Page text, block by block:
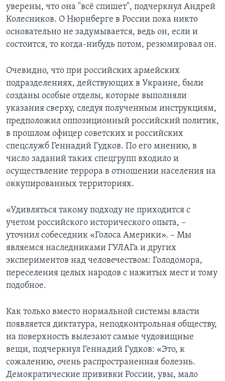
уверены, что она "всё спишет", подчеркнул Андрей
Колесников. О Нюрнберге в России пока никто
основательно не задумывается, ведь он, если и
состоится, то когда-нибудь потом, резюмировал он.
Очевидно, что при российских армейских
подразделениях, действующих в Украине, были
созданы особые отделы, которые выполняли
указания сверху, следуя полученным инструкциям,
предположил оппозиционный российский политик,
в прошлом офицер советских и российских
спецслужб Геннадий Гудков. По его мнению, в
число заданий таких спецгрупп входило и
осуществление террора в отношении населения на
оккупированных территориях.
«Удивляться такому подходу не приходится с
учетом российского исторического опыта, –
уточнил собеседник «Голоса Америки». – Мы
являемся наследниками ГУЛАГа и других
экспериментов над человечеством: Голодомора,
переселения целых народов с нажитых мест и тому
подобное.
Как только вместо нормальной системы власти
появляется диктатура, неподконтрольная обществу,
на поверхность вылезают самые чудовищные
вещи, подчеркнул Геннадий Гудков: «Это, к
сожалению, очень распространенная болезнь.
Демократические прививки России, увы, мало